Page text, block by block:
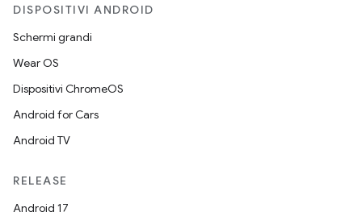
DISPOSITIVI ANDROID
Schermi grandi
Wear OS
Dispositivi ChromeOS
Android for Cars
Android TV
RELEASE
Android 17